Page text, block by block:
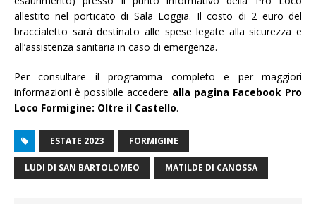
allestito nel porticato di Sala Loggia. Il costo di 2 euro del
braccialetto sarà destinato alle spese legate alla sicurezza e
all’assistenza sanitaria in caso di emergenza.
Per consultare il programma completo e per maggiori
informazioni è possibile accedere alla pagina Facebook Pro
Loco Formigine: Oltre il Castello.
ESTATE 2023 FORMIGINE
LUDI DI SAN BARTOLOMEO MATILDE DI CANOSSA